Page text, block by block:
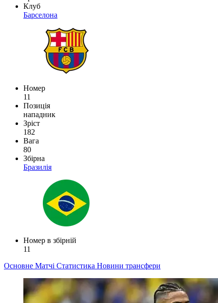
Клуб
Барселона
Номер
11
Позиція
нападник
Зріст
182
Вага
80
Збірна
Бразилія
Номер в збірній
11
Основне Матчі Статистика Новини трансфери